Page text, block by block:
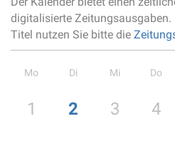
digitalisierte Zeitungsausgaben.
Titel nutzen Sie bitte die
Mo Di Mi Do
1 2 3 4